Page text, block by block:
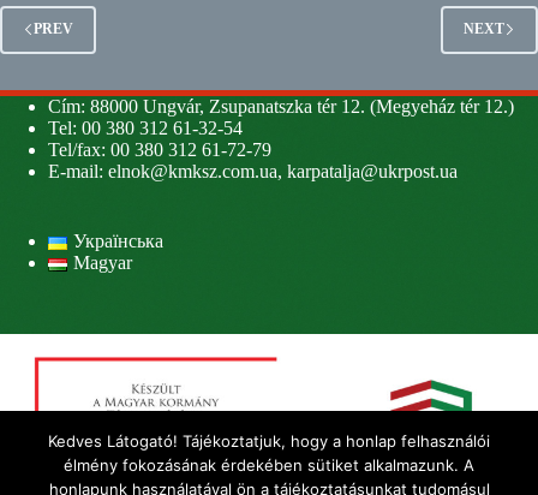
PREV NEXT
Cím: 88000 Ungvár, Zsupanatszka tér 12. (Megyeház tér 12.)
Tel: 00 380 312 61-32-54
Tel/fax: 00 380 312 61-72-79
E-mail: elnok@kmksz.com.ua, karpatalja@ukrpost.ua
Українська
Magyar
Kedves Látogató! Tájékoztatjuk, hogy a honlap felhasználói
élmény fokozásának érdekében sütiket alkalmazunk. A
honlapunk használatával ön a tájékoztatásunkat tudomásul